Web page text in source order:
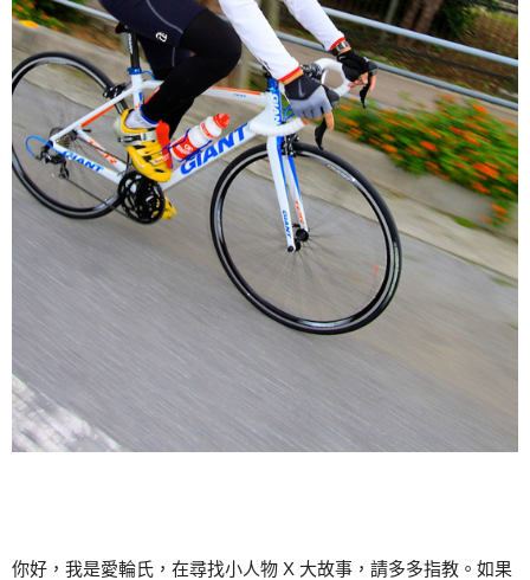
你好，我是愛輪氏，在尋找小人物 X 大故事，請多多指教。如果